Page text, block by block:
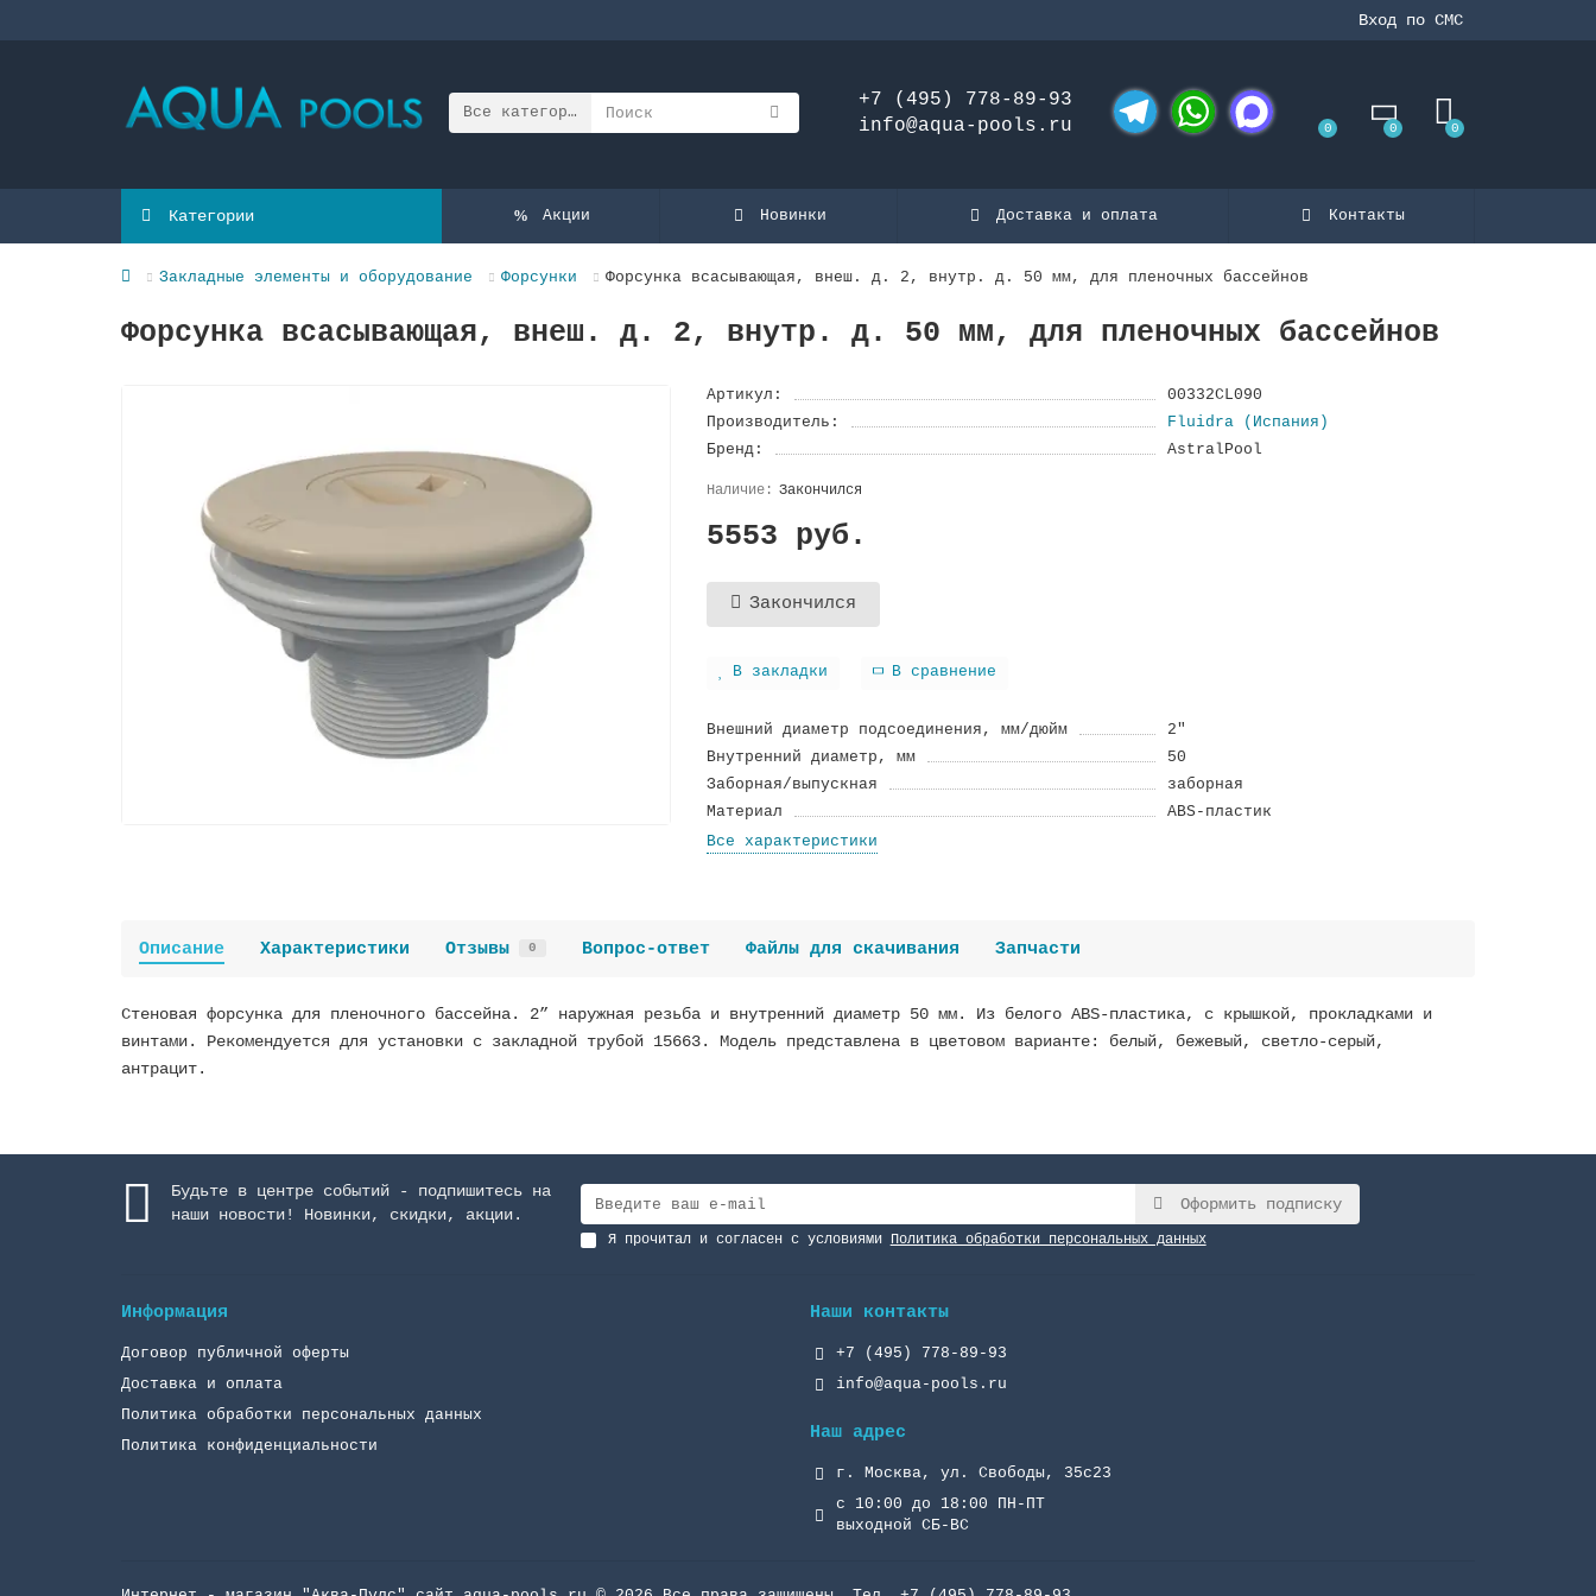
Вход по СМС
Все категории
+7 (495) 778-89-93
info@aqua-pools.ru
0 0 0
Категории Акции Новинки Доставка и оплата Контакты
Закладные элементы и оборудование Форсунки Форсунка всасывающая, внеш. д. 2, внутр. д. 50 мм, для пленoчных бассейнoв
Форсунка всасывающая, внеш. д. 2, внутр. д. 50 мм, для пленoчных бассейнoв
Артикул:
00332CL090
Производитель:
Fluidra (Испания)
Бренд:
AstralPool
Закончился
5553 руб.
Закончился
В закладки В сравнение
Внешний диаметр подсоединения, мм/дюйм
2"
Внутренний диаметр, мм
50
Заборная/выпускная
заборная
Материал
ABS-пластик
Все характеристики
Описание Характеристики Отзывы 0 Вопрос-ответ Файлы для скачивания Запчасти
Стеновая форсунка для пленочного бассейна. 2” наружная резьба и внутренний диаметр 50 мм. Из белого ABS-пластика, с крышкой, прокладками и
винтами. Рекомендуется для установки с закладной трубой 15663. Модель представлена в цветовом варианте: белый, бежевый, светло-серый,
антрацит.
Будьте в центре событий - подпишитесь на
наши новости! Новинки, скидки, акции.
Оформить подписку
Я прочитал и согласен с условиями Политика обработки персональных данных
Информация
Договор публичной оферты
Доставка и оплата
Политика обработки персональных данных
Политика конфиденциальности
Наши контакты
+7 (495) 778-89-93
info@aqua-pools.ru
Наш адрес
г. Москва, ул. Свободы, 35с23
с 10:00 до 18:00 ПН-ПТ
выходной СБ-ВС